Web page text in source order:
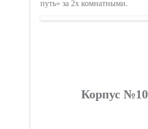
путь» за 2х комнатными.
Корпус №10